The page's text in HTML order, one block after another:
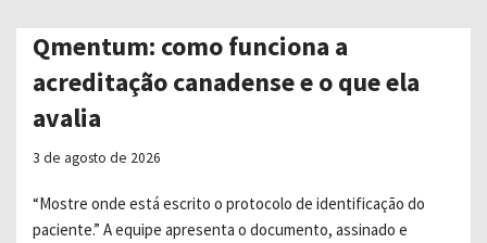
Qmentum: como funciona a
acreditação canadense e o que ela
avalia
3 de agosto de 2026
“Mostre onde está escrito o protocolo de identificação do
paciente.” A equipe apresenta o documento, assinado e